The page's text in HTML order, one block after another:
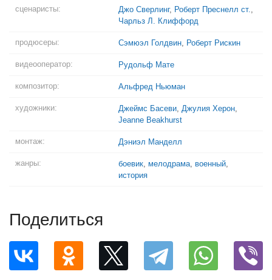
сценаристы: Джо Сверлинг, Роберт Преснелл ст.,
Чарльз Л. Клиффорд
продюсеры: Сэмюэл Голдвин, Роберт Рискин
видеооператор: Рудольф Мате
композитор: Альфред Ньюман
художники: Джеймс Басеви, Джулия Херон,
Jeanne Beakhurst
монтаж: Дэниэл Манделл
жанры: боевик, мелодрама, военный,
история
Поделиться